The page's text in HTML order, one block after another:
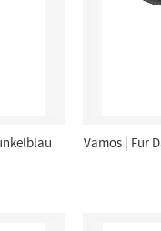
Vamos | Fur